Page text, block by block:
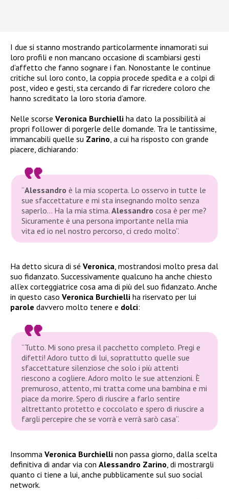
I due si stanno mostrando particolarmente innamorati sui
loro profili e non mancano occasione di scambiarsi gesti
d’affetto che fanno sognare i fan. Nonostante le continue
critiche sul loro conto, la coppia procede spedita e a colpi di
post, video e gesti, sta cercando di far ricredere coloro che
hanno screditato la loro storia d’amore.
Nelle scorse Veronica Burchielli ha dato la possibilità ai
propri follower di porgerle delle domande. Tra le tantissime,
immancabili quelle su Zarino, a cui ha risposto con grande
piacere, dichiarando:
“Alessandro è la mia scoperta. Lo osservo in tutte le
sue sfaccettature e mi sta insegnando molto senza
saperlo… Ha la mia stima.Alessandro cosa è per me?
Sicuramente è una persona importante nella mia
vita ed io nel nostro percorso, ci credo molto”.
Ha detto sicura di sé Veronica , mostrandosi molto presa dal
suo fidanzato. Successivamente qualcuno ha anche chiesto
all’ex corteggiatrice cosa ama di più del suo fidanzato. Anche
in questo caso Veronica Burchielli ha riservato per lui
parole davvero molto tenere e dolci:
“Tutto. Mi sono presa il pacchetto completo. Pregi e
difetti! Adoro tutto di lui, soprattutto quelle sue
sfaccettature silenziose che solo i più attenti
riescono a cogliere. Adoro molto le sue attenzioni. È
premuroso, attento, mi tratta come una bambina e mi
piace da morire. Spero di riuscire a farlo sentire
altrettanto protetto e coccolato e spero di riuscire a
fargli percepire che se vorrà e verrà sarò casa”.
Insomma Veronica Burchielli non passa giorno, dalla scelta
definitiva di andar via con Alessandro Zarino , di mostrargli
quanto ci tiene a lui, anche pubblicamente sul suo social
network.